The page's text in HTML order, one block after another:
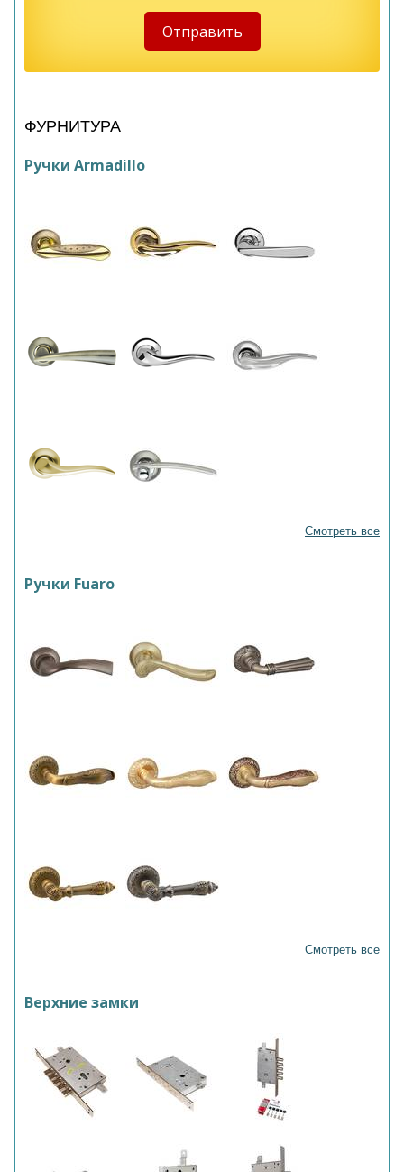
ФУРНИТУРА
Ручки Armadillo
Смотреть все
Ручки Fuaro
Смотреть все
Верхние замки